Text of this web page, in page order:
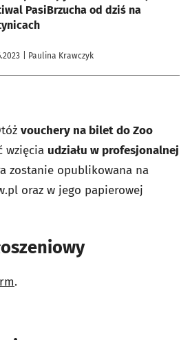
PasiBrzucha od dziś na
| Paulina Krawczyk
vouchery na bilet do Zoo
wzięcia udziału w profesjonalnej
zostanie opublikowana na
oraz w jego papierowej
.